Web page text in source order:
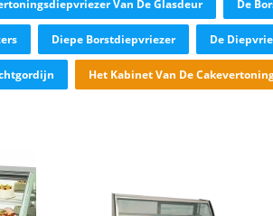
Van De Glasdeur De
Diepe Borstdiepvriezer De
Het Kabinet Van De